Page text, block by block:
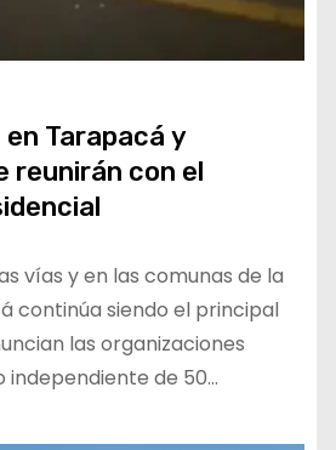
Tarapacá y
reunirán con el
vías y en las comunas de la
continúa siendo el principal
las organizaciones
independiente de 50…